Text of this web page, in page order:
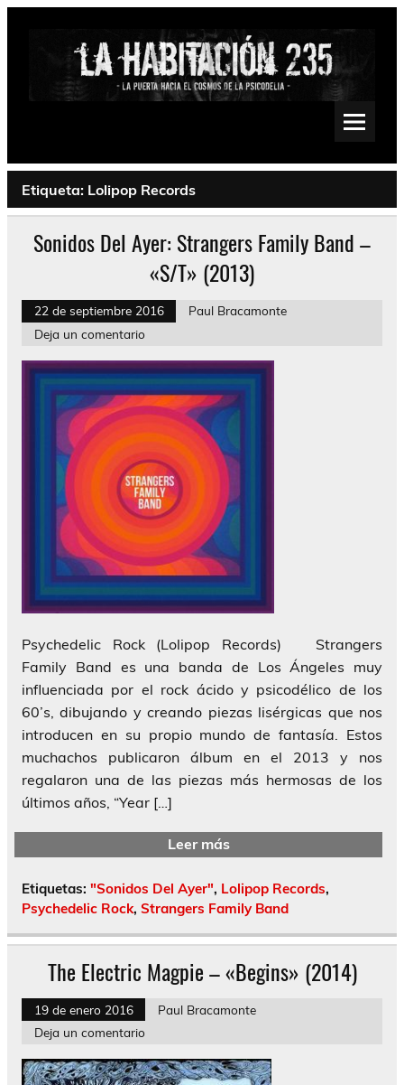
Saltar
Psychedelic, Stoner, Doom, Sludge, Fuzz, Space, Drone
Etiqueta: Lolipop Records
Sonidos Del Ayer: Strangers Family Band –
«S/T» (2013)
22 de septiembre 2016
Paul Bracamonte
Deja un comentario
Psychedelic Rock (Lolipop Records) Strangers
Family Band es una banda de Los Ángeles muy
influenciada por el rock ácido y psicodélico de los
60’s, dibujando y creando piezas lisérgicas que nos
introducen en su propio mundo de fantasía. Estos
muchachos publicaron álbum en el 2013 y nos
regalaron una de las piezas más hermosas de los
últimos años, “Year […]
Leer más
Etiquetas: "Sonidos Del Ayer", Lolipop Records,
Psychedelic Rock, Strangers Family Band
The Electric Magpie – «Begins» (2014)
19 de enero 2016
Paul Bracamonte
Deja un comentario